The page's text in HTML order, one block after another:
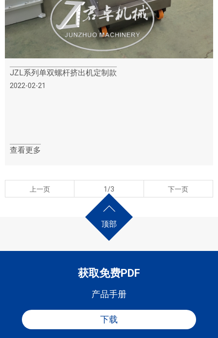
JZL系列单双螺杆挤出机定制款
2022-02-21
查看更多
上一页 1/3 下一页
顶部
获取免费PDF
产品手册
下载